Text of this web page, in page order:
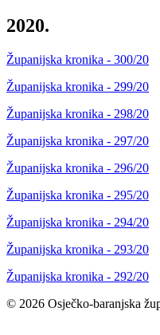
2020.
Županijska kronika - 300/20
Županijska kronika - 299/20
Županijska kronika - 298/20
Županijska kronika - 297/20
Županijska kronika - 296/20
Županijska kronika - 295/20
Županijska kronika - 294/20
Županijska kronika - 293/20
Županijska kronika - 292/20
© 2026 Osječko-baranjska